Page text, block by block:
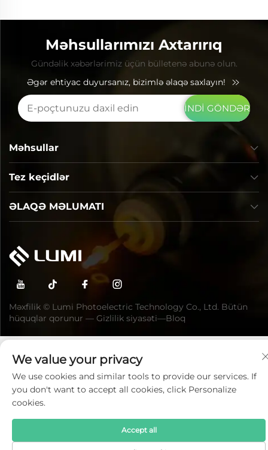
Soruşun
Məhsullarımızı Axtarırıq
Gündəlik xəbərlərimiz üçün bülletenə abunə olun.
Əgər ehtiyac duyursanız, bizimlə əlaqə saxlayın!
İNDİ GÖNDƏR
Tez keçidlər
Məhsullar
ƏLAQƏ MƏLUMATI
Məxfilik © Lumi Photoelectric Technology Co., Ltd. Bütün
hüquqlar qorunur — Gizlilik siyasəti—Bloq
We value your privacy
We use cookies and similar tools to provide our services. If
you don't want to accept all cookies, click Personalize
cookies.
Accept all